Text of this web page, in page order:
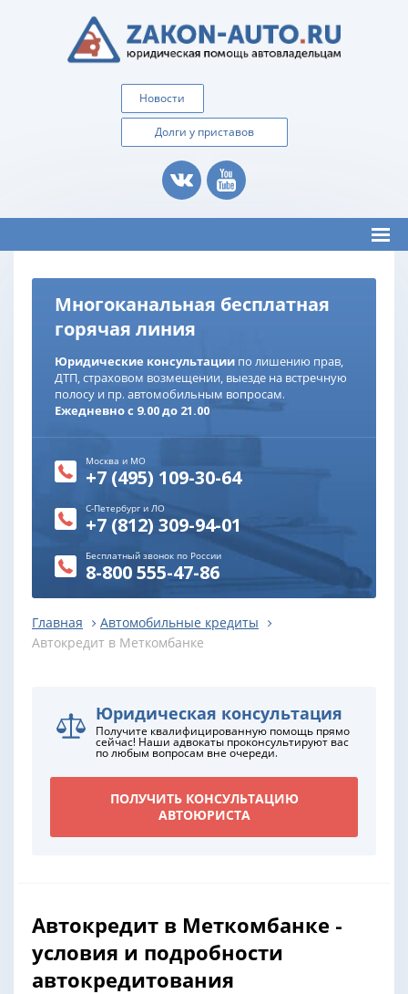
Новости
Долги у приставов
Многоканальная бесплатная
горячая линия
Юридические консультации по лишению прав,
ДТП, страховом возмещении, выезде на встречную
полосу и пр. автомобильным вопросам.
Ежедневно с 9.00 до 21.00
Москва и МО
+7 (495) 109-30-64
С-Петербург и ЛО
+7 (812) 309-94-01
Бесплатный звонок по России
8-800 555-47-86
Главная
Автомобильные кредиты
Автокредит в Меткомбанке
Юридическая консультация
Получите квалифицированную помощь прямо
сейчас! Наши адвокаты проконсультируют вас
по любым вопросам вне очереди.
ПОЛУЧИТЬ КОНСУЛЬТАЦИЮ
АВТОЮРИСТА
Автокредит в Меткомбанке -
условия и подробности
автокредитования